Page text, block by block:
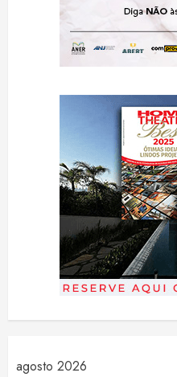
agosto 2026